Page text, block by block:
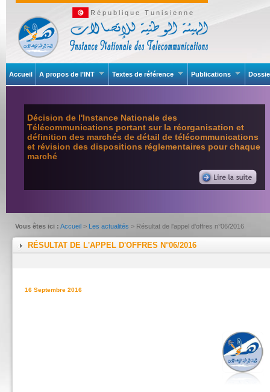
République Tunisienne
Accueil A propos de l’INT Textes de référence Publications
Décision de l'Instance Nationale des
Télécommunications portant sur la réorganisation et
définition des marchés de détail de télécommunications
et révision des dispositions réglementaires pour chaque
marché
Vous êtes ici : Accueil > Les actualités > Résultat de l'appel d'offres n°06/2016
RÉSULTAT DE L'APPEL D'OFFRES N°06/2016
16 Septembre 2016